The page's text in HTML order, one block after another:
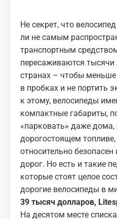
UZ-PIN
Не секрет, что
ли не самым
транспортным
пересаживаются
странах – чтобы
в пробках и не портить
к этому, велосипеды
компактные габариты,
«парковать» даже дома,
дорогостоящем
относительно
дорог. Но есть и такие
которые стоят целое
дорогие велосипеды в
39 тысяч долларов,
На десятом месте